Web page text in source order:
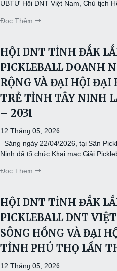
UBTƯ Hội DNT Việt Nam, Chủ tịch
Đọc Thêm
HỘI DNT TỈNH ĐẮK
PICKLEBALL DOANH
RỘNG VÀ ĐẠI HỘI ĐẠI
TRẺ TỈNH TÂY NINH
– 2031
12 Tháng 05, 2026
Sáng ngày 22/04/2026, tại Sân
Ninh đã tổ chức Khai mạc Giải
Đọc Thêm
HỘI DNT TỈNH ĐẮK
PICKLEBALL DNT
SÔNG HỒNG VÀ ĐẠI
TỈNH PHÚ THỌ LẦN
12 Tháng 05, 2026